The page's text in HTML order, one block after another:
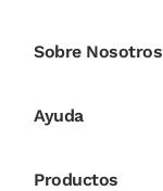
Sobre Nosotros
Ayuda
Productos